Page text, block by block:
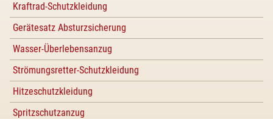
Kraftrad-Schutzkleidung
Gerätesatz Absturzsicherung
Wasser-Überlebensanzug
Strömungsretter-Schutzkleidung
Hitzeschutzkleidung
Spritzschutzanzug